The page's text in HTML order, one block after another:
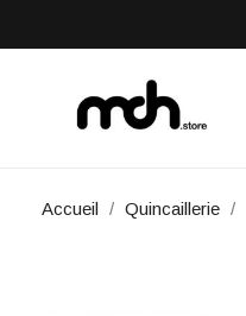
Accueil Quincaillerie